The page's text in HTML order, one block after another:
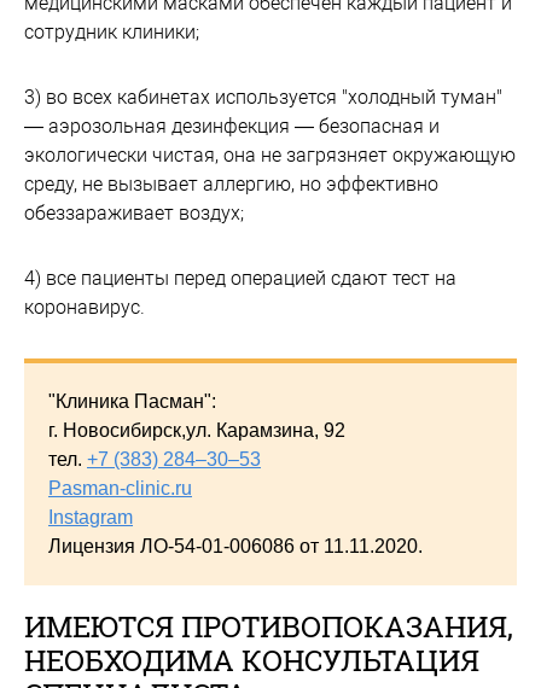
сотрудник клиники;
3) во всех кабинетах используется "холодный туман"
— аэрозольная дезинфекция — безопасная и
экологически чистая, она не загрязняет окружающую
среду, не вызывает аллергию, но эффективно
обеззараживает воздух;
4) все пациенты перед операцией сдают тест на
коронавирус.
"Клиника Пасман":
г. Новосибирск,ул. Карамзина, 92
тел. +7 (383) 284–30–53
Pasman-clinic.ru
Instagram
Лицензия ЛО-54-01-006086 от 11.11.2020.
ИМЕЮТСЯ ПРОТИВОПОКАЗАНИЯ,
НЕОБХОДИМА КОНСУЛЬТАЦИЯ